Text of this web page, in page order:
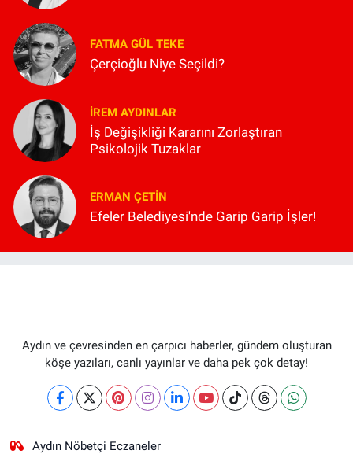
FATMA GÜL TEKE
Çerçioğlu Niye Seçildi?
İREM AYDINLAR
İş Değişikliği Kararını Zorlaştıran
Psikolojik Tuzaklar
ERMAN ÇETIN
Efeler Belediyesi'nde Garip Garip İşler!
Aydın ve çevresinden en çarpıcı haberler, gündem oluşturan
köşe yazıları, canlı yayınlar ve daha pek çok detay!
Aydın Nöbetçi Eczaneler